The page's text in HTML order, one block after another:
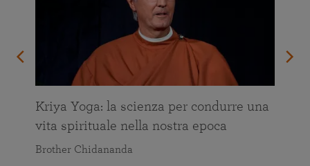
Kriya Yoga: la scienza per condurre una
vita spirituale nella nostra epoca
Brother Chidananda